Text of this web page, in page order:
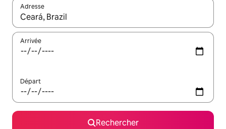
Adresse
Lorsque les résultats s'affichent, utilisez les flèches vers le
Arrivée
Départ
Rechercher